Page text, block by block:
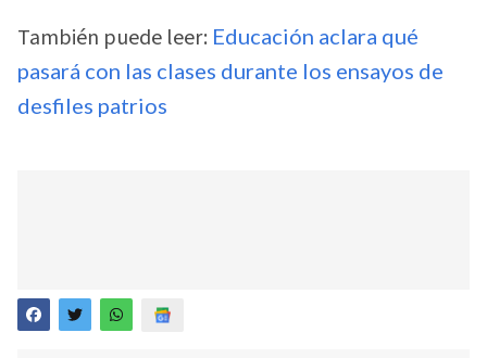
También puede leer: Educación aclara qué
pasará con las clases durante los ensayos de
desfiles patrios